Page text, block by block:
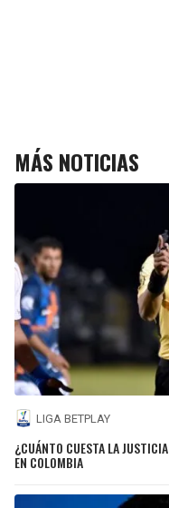
MÁS NOTICIAS
LIGA BETPLAY
¿CUÁNTO CUESTA LA
EN COLOMBIA